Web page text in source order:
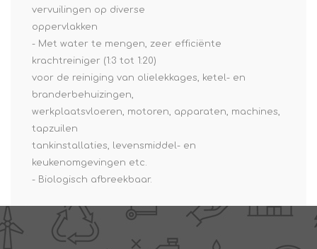
vervuilingen op diverse
oppervlakken
- Met water te mengen, zeer efficiënte
krachtreiniger (1:3 tot 1:20)
voor de reiniging van olielekkages, ketel- en
branderbehuizingen,
werkplaatsvloeren, motoren, apparaten, machines,
tapzuilen
tankinstallaties, levensmiddel- en
keukenomgevingen etc.
- Biologisch afbreekbaar.